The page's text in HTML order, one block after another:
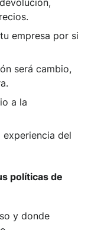
empresa por si
será cambio,
a la
del
políticas de
y donde